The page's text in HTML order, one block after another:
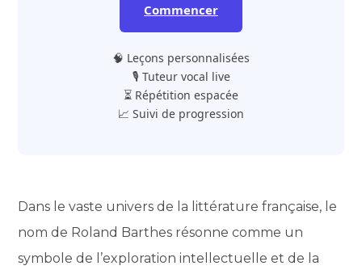
Commencer
🧠 Leçons personnalisées
🎙️ Tuteur vocal live
⏳ Répétition espacée
📈 Suivi de progression
Dans le vaste univers de la littérature française, le
nom de Roland Barthes résonne comme un
symbole de l’exploration intellectuelle et de la